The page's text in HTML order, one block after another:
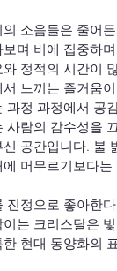
의 소음들은 줄어
보며 비에 집중하
와 정적의 시간이
서 느끼는 즐거움
과정 과정에서 공
사람의 감수성을
신 공간입니다. 불
에 머무르기보다
진정으로 좋아한
이는 크리스탈은
한 현대 동양화의